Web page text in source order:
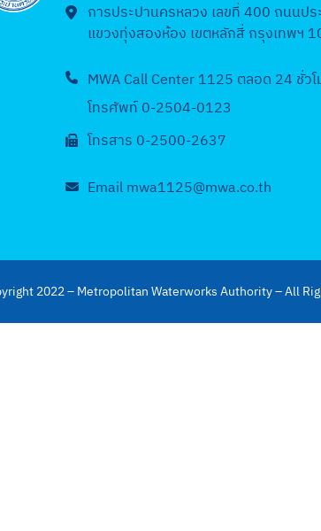
การประปานครหลวง เลขที่ 400 ถนนปร
แขวงทุ่งสองห้อง เขตหลักสี่ กรุงเทพฯ
MWA Call Center 1125 ตลอด 24 ชั่วโ
โทรศัพท์ 0-2504-0123
โทรสาร 0-2500-2637
Email mwa1125@mwa.co.th
2022 – Metropolitan Waterworks Authority – All